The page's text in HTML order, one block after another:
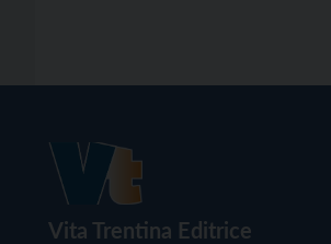
Vita Trentina Editrice